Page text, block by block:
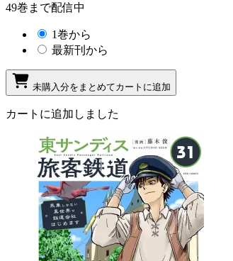
49巻まで配信中
1巻から
最新刊から
未購入分をまとめてカートに追加
カートに追加しました